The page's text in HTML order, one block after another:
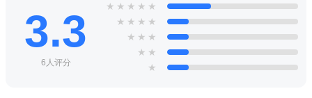
3.3
6人评分
★ ★ ★ ★ ★
★ ★ ★ ★
★ ★ ★
★ ★
★